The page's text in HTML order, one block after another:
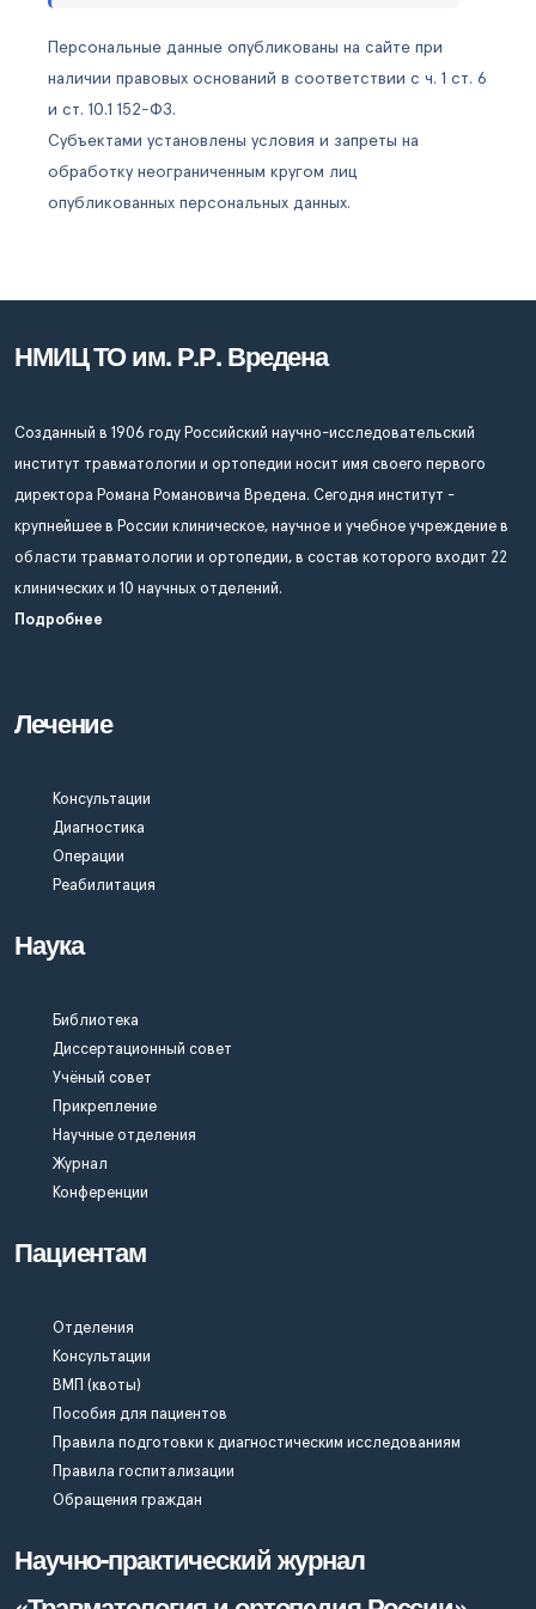
Персональные данные опубликованы на сайте при
наличии правовых оснований в соответствии с ч. 1 ст. 6
и ст. 10.1 152-ФЗ.
Субъектами установлены условия и запреты на
обработку неограниченным кругом лиц
опубликованных персональных данных.
НМИЦ ТО им. Р.Р. Вредена
Созданный в 1906 году Российский научно-исследовательский
институт травматологии и ортопедии носит имя своего первого
директора Романа Романовича Вредена. Сегодня институт -
крупнейшее в России клиническое, научное и учебное учреждение в
области травматологии и ортопедии, в состав которого входит 22
клинических и 10 научных отделений.
Подробнее
Лечение
Консультации
Диагностика
Операции
Реабилитация
Наука
Библиотека
Диссертационный совет
Учёный совет
Прикрепление
Научные отделения
Журнал
Конференции
Пациентам
Отделения
Консультации
ВМП (квоты)
Пособия для пациентов
Правила подготовки к диагностическим исследованиям
Правила госпитализации
Обращения граждан
Научно-практический журнал